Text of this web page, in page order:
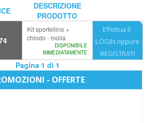
DESCRIZIONE
PRODOTTO
Kit sportellino +
chiodo - molla
DISPONIBILE
IMMEDIATAMENTE
Effettua il
LOGIN oppure
REGISTRATI
Pagina 1 di 1
- OFFERTE